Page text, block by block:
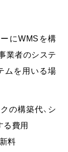
にWMSを構
業者のシステ
ムを用いる場
の構築代、シ
る費用
料